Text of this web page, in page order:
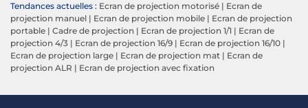
Tendances actuelles : Ecran de projection motorisé | Ecran de
projection manuel | Ecran de projection mobile | Ecran de projection
portable | Cadre de projection | Ecran de projection 1/1 | Ecran de
projection 4/3 | Ecran de projection 16/9 | Ecran de projection 16/10 |
Ecran de projection large | Ecran de projection mat | Ecran de
projection ALR | Ecran de projection avec fixation